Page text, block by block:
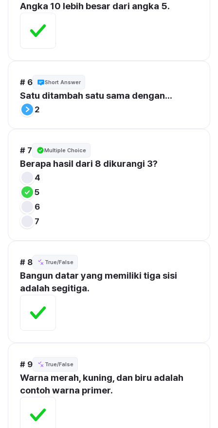
Angka 10 lebih besar dari angka 5.
# 6 Short Answer
Satu ditambah satu sama dengan...
2
# 7 Multiple Choice
Berapa hasil dari 8 dikurangi 3?
4
5
6
7
# 8 True/False
Bangun datar yang memiliki tiga sisi
adalah segitiga.
# 9 True/False
Warna merah, kuning, dan biru adalah
contoh warna primer.